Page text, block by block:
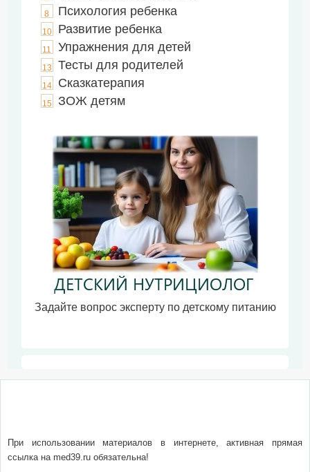
8 Психология ребенка
10 Развитие ребенка
11 Упражнения для детей
13 Тесты для родителей
14 Сказкатерапия
15 ЗОЖ детям
Задайте вопрос эксперту по детскому питанию
При использовании материалов в интернете, активная прямая
ссылка на med39.ru обязательна!